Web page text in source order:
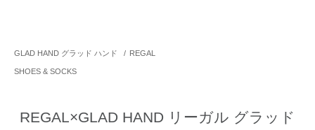
GLAD HAND グラッド ハンド / REGAL
SHOES & SOCKS
REGAL×GLAD HAND リーガル グラッド